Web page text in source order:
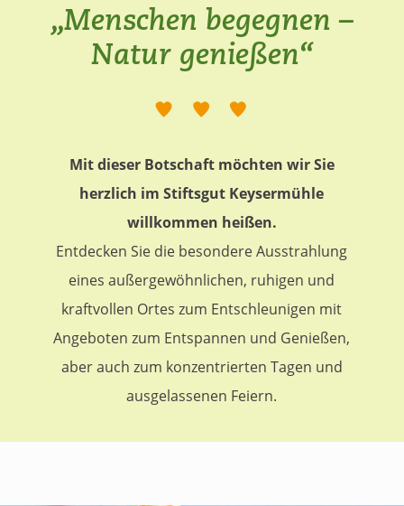
„Menschen begegnen –
Natur genießen“
Mit dieser Botschaft möchten wir Sie
herzlich im Stiftsgut Keysermühle
willkommen heißen.
Entdecken Sie die besondere Ausstrahlung
eines außergewöhnlichen, ruhigen und
kraftvollen Ortes zum Entschleunigen mit
Angeboten zum Entspannen und Genießen,
aber auch zum konzentrierten Tagen und
ausgelassenen Feiern.